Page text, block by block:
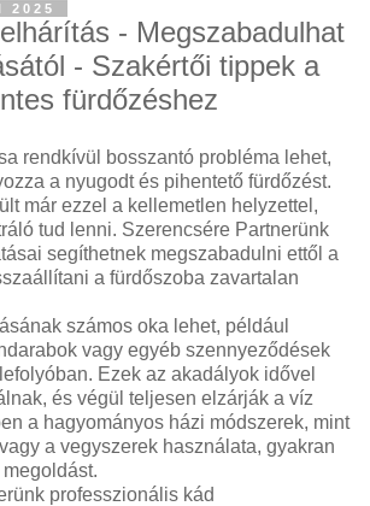
2025
- Megszabadulhat
- Szakértői tippek a
fürdőzéshez
rendkívül bosszantó probléma lehet,
a nyugodt és pihentető fürdőzést.
már ezzel a kellemetlen helyzettel,
tud lenni. Szerencsére Partnerünk
segíthetnek megszabadulni ettől a
a fürdőszoba zavartalan
számos oka lehet, például
vagy egyéb szennyeződések
Ezek az akadályok idővel
és végül teljesen elzárják a víz
a hagyományos házi módszerek, mint
a vegyszerek használata, gyakran
professzionális kád